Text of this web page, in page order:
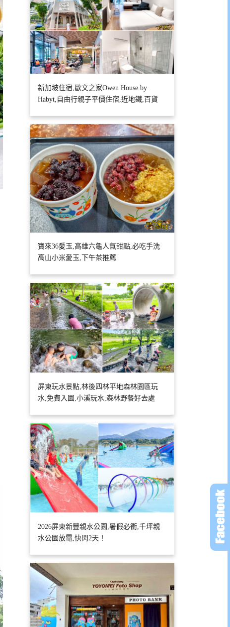
新加坡住宿,歐文之家Owen House by
Habyt,自由行親子平價住宿,近地鐵,百貨
寶來36愛玉,高雄六龜人氣甜點,必吃手洗
高山小米愛玉,下午茶推薦
屏東玩水景點,林後四林平地森林園區玩
水,免費入園,小溪玩水,森林野餐好去處
2026屏東新豐親水公園,暑假必衝,千坪親
水公園放電,快閃2天！